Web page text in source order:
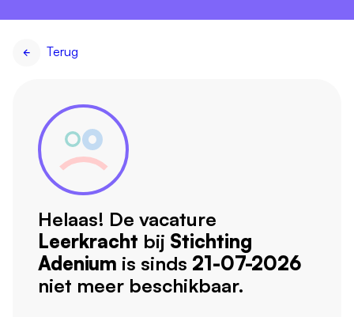
Terug
Helaas! De vacature
Leerkracht bij Stichting
Adenium is sinds 21-07-2026
niet meer beschikbaar.